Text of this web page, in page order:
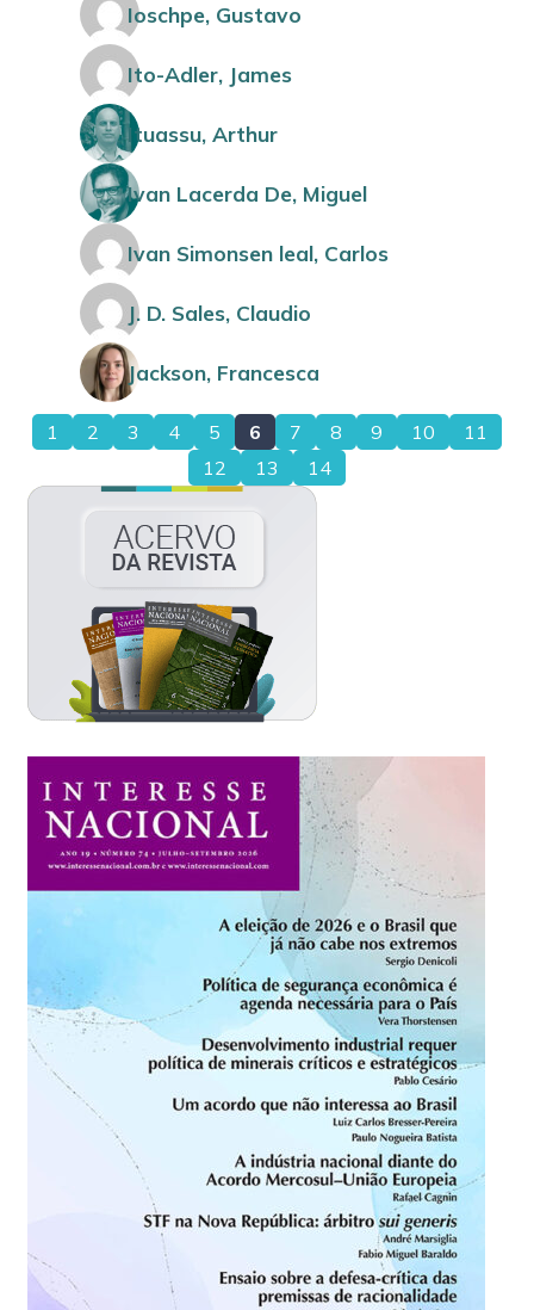
Ioschpe, Gustavo
Ito-Adler, James
Ituassu, Arthur
Ivan Lacerda De, Miguel
Ivan Simonsen leal, Carlos
J. D. Sales, Claudio
Jackson, Francesca
1 2 3 4 5 6 7 8 9 10
11
12
13 14